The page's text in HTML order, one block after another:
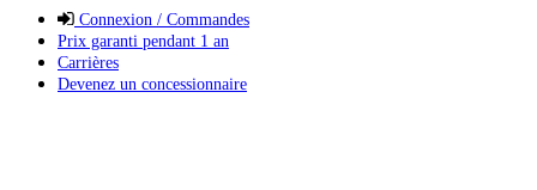
Connexion / Commandes
Prix garanti pendant 1 an
Carrières
Devenez un concessionnaire